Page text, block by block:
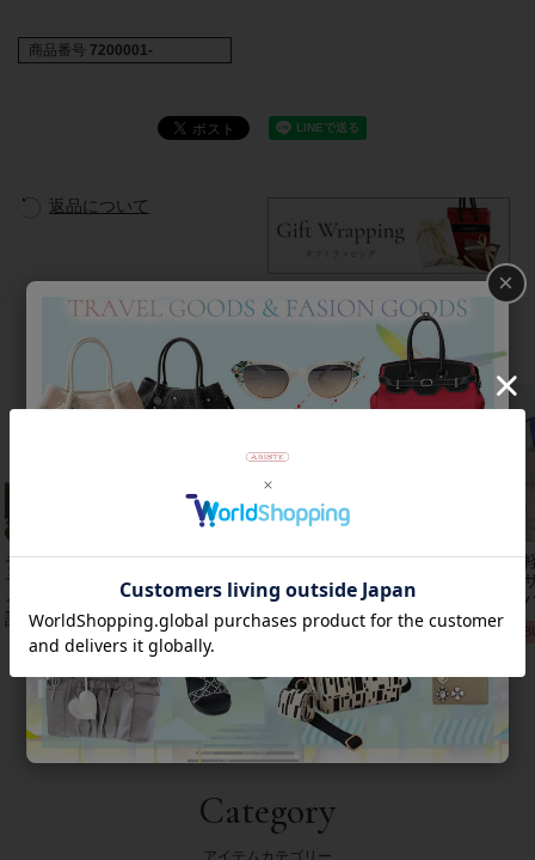
商品番号 7200001-
返品について
チェコクリスタルガ
ラス立体リボンデザ
インベルト時
計/9240001
【アンジェラカプッ
チ】イタリア製大ぶ
りイヤリン
グ/3021010-
8mm玉マジョルカパ
ール×キュービック
ジルコニアフラワー
ネックレス/1021016
【
レ
ー
Category
×